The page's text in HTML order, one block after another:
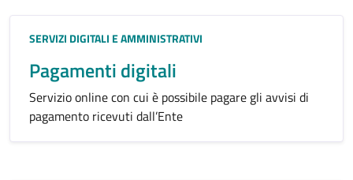
Categoria:
SERVIZI DIGITALI E AMMINISTRATIVI
Pagamenti digitali
Servizio online con cui è possibile pagare gli avvisi di
pagamento ricevuti dall’Ente